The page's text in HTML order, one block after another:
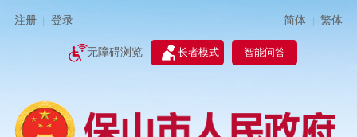
注册 登录 简体 | 繁体
无障碍浏览 长者模式 智能问答